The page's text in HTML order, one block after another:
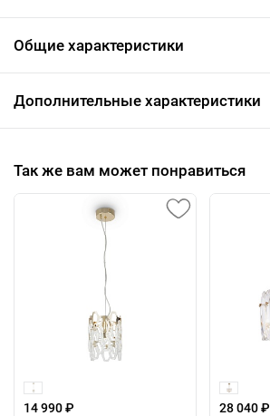
Общие характеристики
Дополнительные характеристики
Так же вам может понравиться
14 990 ₽ 28 040 ₽